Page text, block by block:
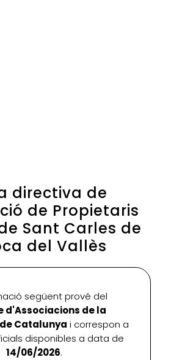
directiva de
de Propietaris
Sant Carles de
del Vallès
següent prové del
d'Associacions de la
Catalunya i correspon a
disponibles a data de
14/06/2026.